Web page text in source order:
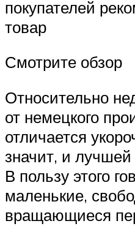
покупателей
товар
Смотрите обзор
Относительно
от немецкого
отличается
значит, и
В пользу этого
маленькие,
вращающиеся